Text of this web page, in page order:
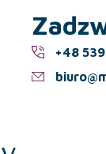
+48